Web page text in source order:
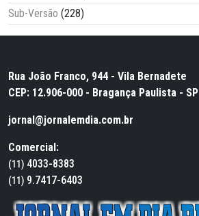
Sub-Versão (228)
Rua João Franco, 944 - Vila Bernadete
CEP: 12.906-000 - Bragança Paulista - SP
jornal@jornalemdia.com.br
Comercial:
(11) 4033-8383
(11) 9.7417-6403